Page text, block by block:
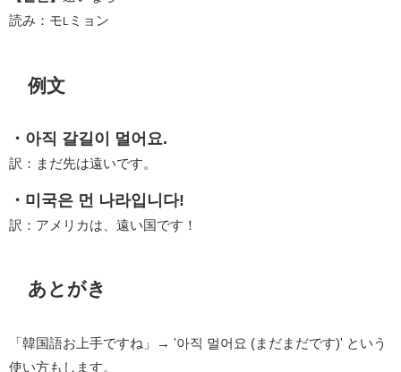
読み：モ
ミョン
例文
・아직 갈길이 멀어요.
訳：まだ先は遠いです。
・미국은 먼 나라입니다!
訳：アメリカは、遠い国です！
あとがき
「韓国語お上手ですね」→ '아직 멀어요 (まだまだです)' という
使い方もします。